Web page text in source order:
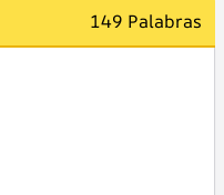
149 Palabras